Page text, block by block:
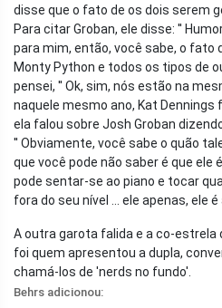
disse que o fato de os dois serem
Para citar Groban, ele disse: ''
para mim, então, você sabe, o fato
Monty Python e todos os tipos de
pensei, '' Ok, sim, nós estão na
naquele mesmo ano, Kat Dennings
ela falou sobre Josh Groban
'' Obviamente, você sabe o quão
que você pode não saber é que ele
pode sentar-se ao piano e tocar
fora do seu nível ... ele apenas, ele
A outra garota falida e a co-estrela
foi quem apresentou a dupla,
chamá-los de 'nerds no fundo'.
Behrs adicionou: